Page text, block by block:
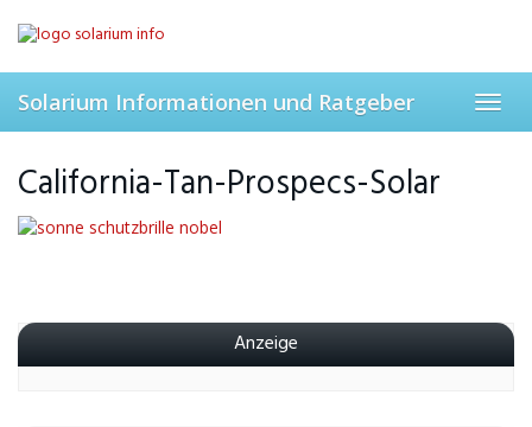
Solarium Informationen und Ratgeber
California-Tan-Prospecs-Solar
Anzeige